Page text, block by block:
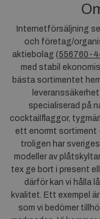
Internetförsäljning
och företag/
aktiebolag (556760-
med stabil
bästa sortimentet
specialiserad på
cocktailflaggor,
ett enormt sortiment
troligen har
modeller av
tex ge bort i present
därför kan vi hålla
kvalitet. Ett exempel
som vi bedömer